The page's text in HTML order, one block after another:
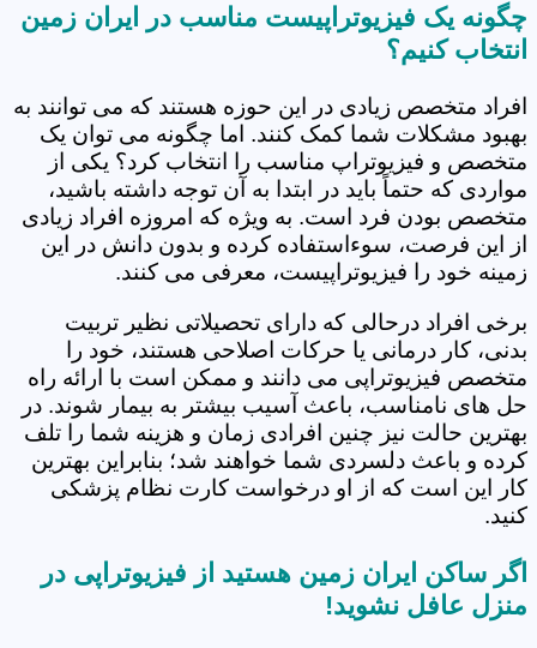
چگونه یک فیزیوتراپیست مناسب در ایران زمین
انتخاب کنیم؟
افراد متخصص زیادی در این حوزه هستند که می توانند به
بهبود مشکلات شما کمک کنند. اما چگونه می توان یک
متخصص و فیزیوتراپ مناسب را انتخاب کرد؟ یکی از
مواردی که حتماً باید در ابتدا به آن توجه داشته باشید،
متخصص بودن فرد است. به ویژه که امروزه افراد زیادی
از این فرصت، سوءاستفاده کرده و بدون دانش در این
زمینه خود را فیزیوتراپیست، معرفی می کنند.
برخی افراد درحالی که دارای تحصیلاتی نظیر تربیت
بدنی، کار درمانی یا حرکات اصلاحی هستند، خود را
متخصص فیزیوتراپی می دانند و ممکن است با ارائه راه
حل های نامناسب، باعث آسیب بیشتر به بیمار شوند. در
بهترین حالت نیز چنین افرادی زمان و هزینه شما را تلف
کرده و باعث دلسردی شما خواهند شد؛ بنابراین بهترین
کار این است که از او درخواست کارت نظام پزشکی
کنید.
اگر ساکن ایران زمین هستید از فیزیوتراپی در
منزل عافل نشوید!